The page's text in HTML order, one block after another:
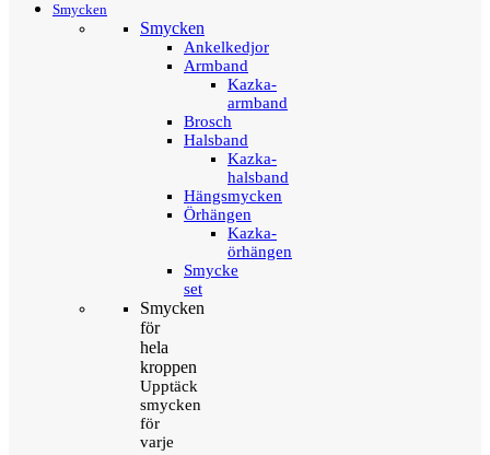
Smycken
Smycken
Ankelkedjor
Armband
Kazka-
armband
Brosch
Halsband
Kazka-
halsband
Hängsmycken
Örhängen
Kazka-
örhängen
Smycke
set
Smycken
för
hela
kroppen
Upptäck
smycken
för
varje